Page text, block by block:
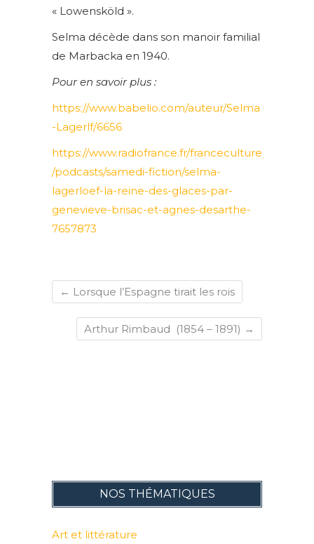
« Lowensköld ».
Selma décède dans son manoir familial
de Marbacka en 1940.
Pour en savoir plus :
https://www.babelio.com/auteur/Selma
-Lagerlf/6656
https://www.radiofrance.fr/franceculture
/podcasts/samedi-fiction/selma-
lagerloef-la-reine-des-glaces-par-
genevieve-brisac-et-agnes-desarthe-
7657873
← Lorsque l’Espagne tirait les rois
Arthur Rimbaud (1854 – 1891) →
NOS THÉMATIQUES
Art et littérature